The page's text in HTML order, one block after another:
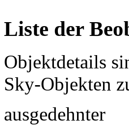
Liste der
Objektdetails
Sky-Objekten
ausgedehnter